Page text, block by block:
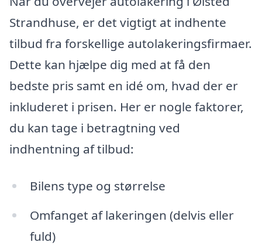
Strandhuse, er det vigtigt at indhente
tilbud fra forskellige autolakeringsfirmaer.
Dette kan hjælpe dig med at få den
bedste pris samt en idé om, hvad der er
inkluderet i prisen. Her er nogle faktorer,
du kan tage i betragtning ved
indhentning af tilbud:
Bilens type og størrelse
Omfanget af lakeringen (delvis eller
fuld)